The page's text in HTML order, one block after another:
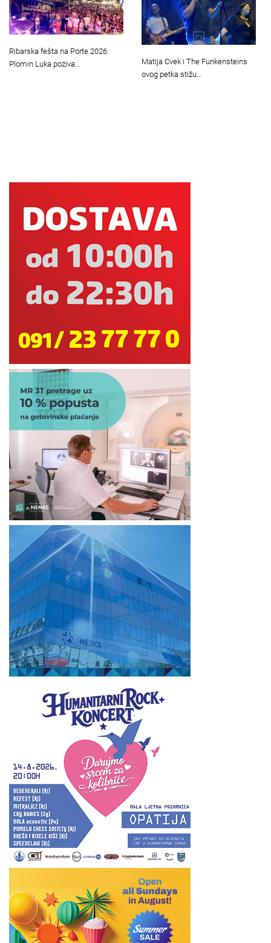
Ribarska fešta na Porte 2026:
Plomin Luka poziva…
Matija Cvek i The Funkensteins
ovog petka stižu…